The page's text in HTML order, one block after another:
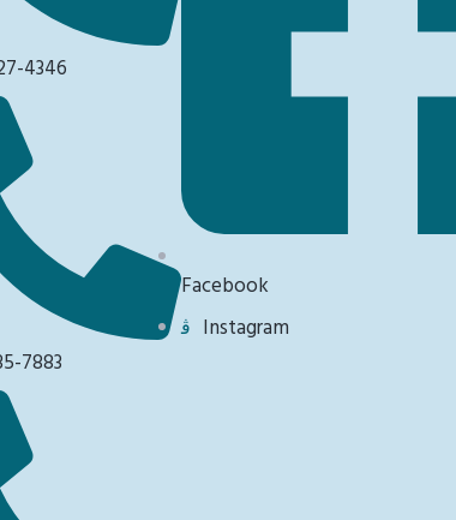
4346
7883
Facebook
Instagram